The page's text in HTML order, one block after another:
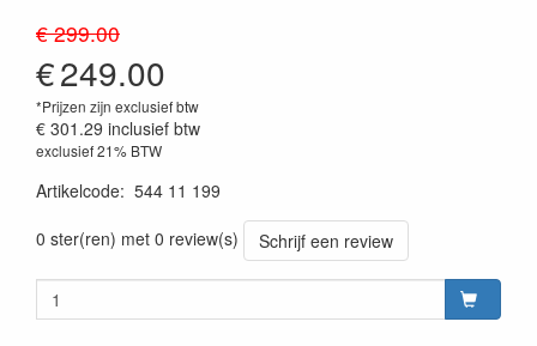
€ 299.00
€249.00
*Prijzen zijn exclusief btw
€ 301.29 inclusief btw
exclusief 21% BTW
Artikelcode: 544 11 199
0 ster(ren) met 0 review(s)
Schrijf een review